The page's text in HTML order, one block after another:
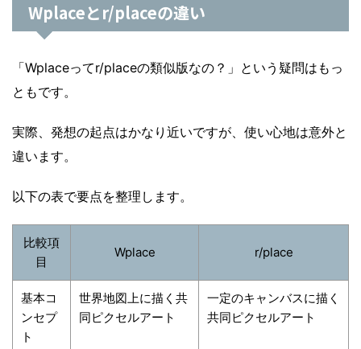
Wplaceとr/placeの違い
「Wplaceってr/placeの類似版なの？」という疑問はもっ
ともです。
実際、発想の起点はかなり近いですが、使い心地は意外と
違います。
以下の表で要点を整理します。
比較項
目
Wplace r/place
基本コ
ンセプ
ト
世界地図上に描く共
同ピクセルアート
一定のキャンバスに描く
共同ピクセルアート